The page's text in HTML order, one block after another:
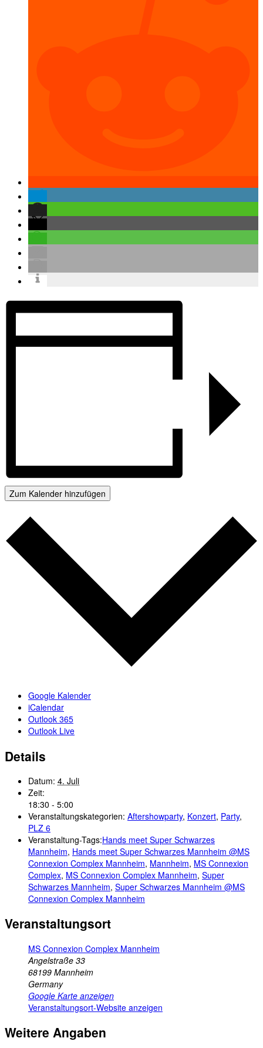
Zum Kalender hinzufügen
Google Kalender
iCalendar
Outlook 365
Outlook Live
Details
Datum: 4. Juli
Zeit:
18:30 - 5:00
Veranstaltungskategorien: Aftershowparty, Konzert, Party,
PLZ 6
Veranstaltung-Tags:Hands meet Super Schwarzes
Mannheim, Hands meet Super Schwarzes Mannheim @MS
Connexion Complex Mannheim, Mannheim, MS Connexion
Complex, MS Connexion Complex Mannheim, Super
Schwarzes Mannheim, Super Schwarzes Mannheim @MS
Connexion Complex Mannheim
Veranstaltungsort
MS Connexion Complex Mannheim
Angelstraße 33
68199 Mannheim
Germany
Google Karte anzeigen
Veranstaltungsort-Website anzeigen
Weitere Angaben